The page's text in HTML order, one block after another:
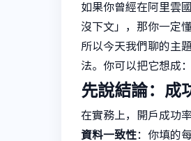
如果你曾經在阿里雲
沒下文」，那你一定
所以今天我們聊的主題
法。你可以把它想成
先說結論：成
在實務上，開戶成功
資料一致性：你填的